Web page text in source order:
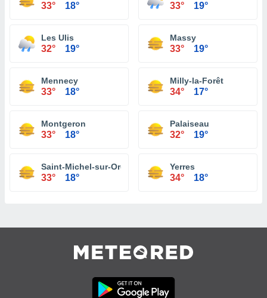
33° 18° 33° 19°
Les Ulis
32° 19°
Massy
33° 19°
Mennecy
33° 18°
Milly-la-Forêt
34° 17°
Montgeron
33° 18°
Palaiseau
32° 19°
Saint-Michel-sur-Orge
33° 18°
Yerres
34° 18°